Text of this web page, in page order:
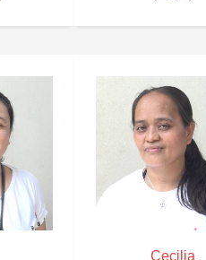
Cecilia